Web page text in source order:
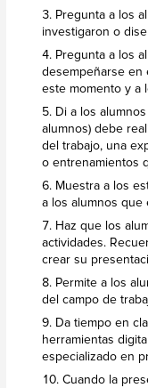
Pregunta a los
investigaron o
Pregunta a los
desempeñarse en
este momento y a
Di a los
alumnos) debe
del trabajo, una
o entrenamientos
Muestra a los
a los alumnos que
Haz que los
actividades.
crear su
Permite a los
del campo de
Da tiempo en
herramientas
especializado en
Cuando la